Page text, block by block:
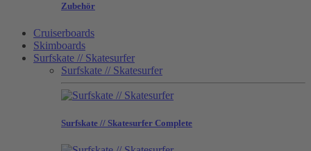
Zubehör
Cruiserboards
Skimboards
Surfskate // Skatesurfer
Surfskate // Skatesurfer
Surfskate // Skatesurfer Complete